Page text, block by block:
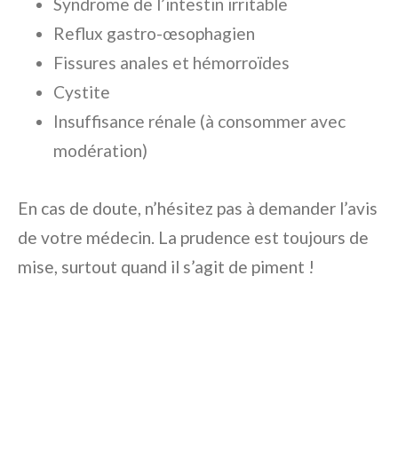
Reflux gastro-œsophagien
Fissures anales et hémorroïdes
Cystite
Insuffisance rénale (à consommer avec
modération)
En cas de doute, n’hésitez pas à demander l’avis
de votre médecin. La prudence est toujours de
mise, surtout quand il s’agit de piment !